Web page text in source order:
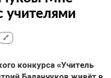
учителями
🔗
конкурса «Учитель